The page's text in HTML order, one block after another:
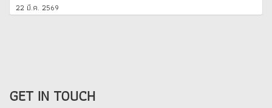
22 มี.ค. 2569
GET IN TOUCH